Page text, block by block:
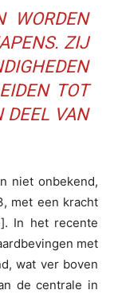
WORDEN
ZIJ
TOT
DEEL VAN
niet onbekend,
met een kracht
In het recente
met
wat ver boven
de centrale in